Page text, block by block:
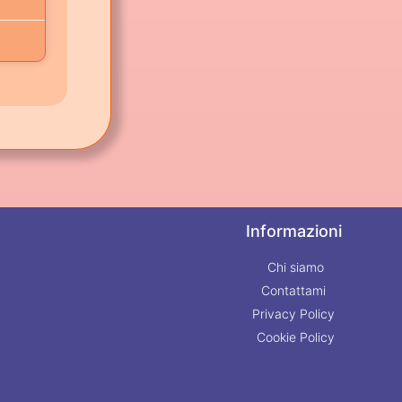
Informazioni
Chi siamo
Contattami
Privacy Policy
Cookie Policy